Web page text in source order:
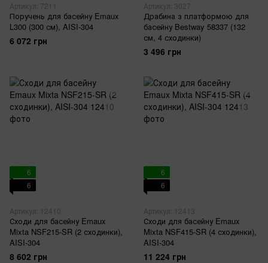
Артикул: 7211
Поручень для басейну Emaux
L300 (300 см), AISI-304
6 072 грн
Артикул: 3027
Драбина з платформою для
басейну Bestway 58337 (132
см, 4 сходинки)
3 496 грн
6
6
Артикул: 12410
Сходи для басейну Emaux
Mixta NSF215-SR (2 сходинки),
AISI-304
8 602 грн
6
6
Артикул: 12413
Сходи для басейну Emaux
Mixta NSF415-SR (4 сходинки),
AISI-304
11 224 грн